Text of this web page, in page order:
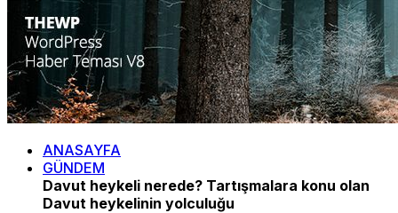
ANASAYFA
GÜNDEM
Davut heykeli nerede? Tartışmalara konu olan
Davut heykelinin yolculuğu